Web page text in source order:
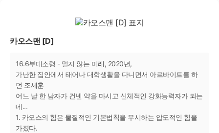
카오스맨 [D]
16.6부대소령 - 멀지 않는 미래, 2020년,
가난한 집안에서 태어나 대학생활을 다니면서 아르바이트를 하
던 조세훈
어느 날 한 남자가 건넨 약을 마시고 신체적인 강화능력자가 되는
데...
1. 카오스의 힘은 물질적인 기본법칙을 무시하는 압도적인 힘을
가졌다.